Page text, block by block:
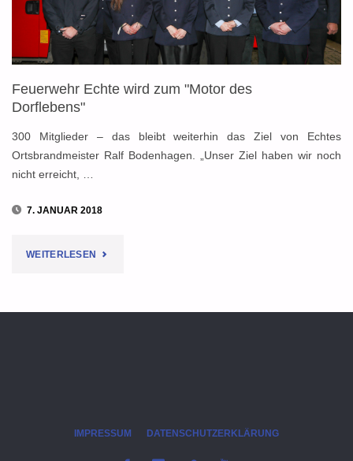
JETZT
JEDER
UNTERSTÜTZEN
Feuerwehr Echte wird zum "Motor des
Dorflebens"
300 Mitglieder – das bleibt weiterhin das Ziel von Echtes
Ortsbrandmeister Ralf Bodenhagen. „Unser Ziel haben wir noch
nicht erreicht, …
7. JANUAR 2018
WEITERLESEN "FEUERWEHR
IMPRESSUM DATENSCHUTZERKLÄRUNG